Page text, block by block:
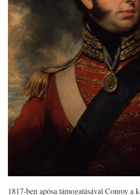
1817-ben apósa támogatásával Conroy a